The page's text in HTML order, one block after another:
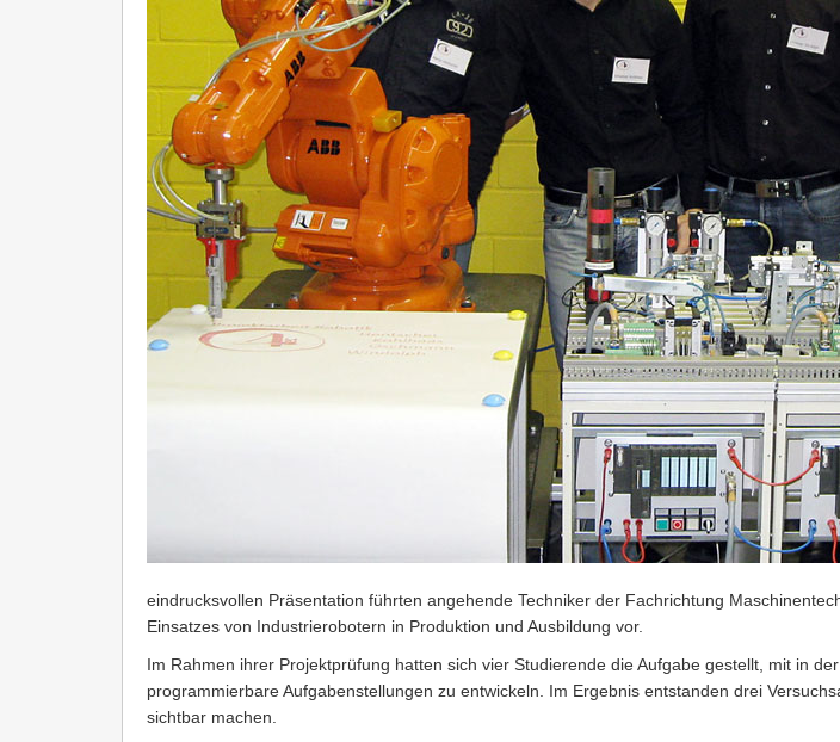
eindrucksvollen Präsentation führten angehende Techniker der Fachrichtung
Einsatzes von Industrierobotern in Produktion und Ausbildung vor.
Im Rahmen ihrer Projektprüfung hatten sich vier Studierende die Aufgabe gestellt, mit in
programmierbare Aufgabenstellungen zu entwickeln. Im Ergebnis entstanden drei
sichtbar machen.